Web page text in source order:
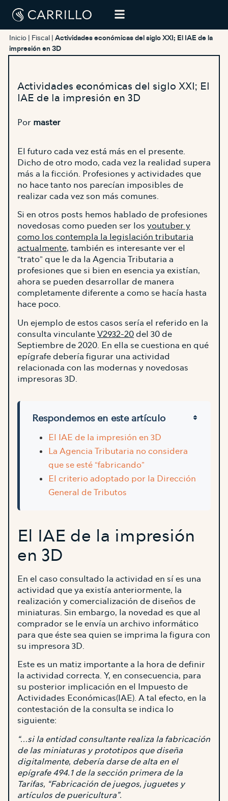
Inicio Fiscal
Actividades económicas del siglo XXI; El IAE de la
impresión en 3D
Actividades económicas del siglo XXI; El
IAE de la impresión en 3D
Por master
El futuro cada vez está más en el presente.
Dicho de otro modo, cada vez la realidad supera
más a la ficción. Profesiones y actividades que
no hace tanto nos parecían imposibles de
realizar cada vez son más comunes.
Si en otros posts hemos hablado de profesiones
novedosas como pueden ser los youtuber y
como los contempla la legislación tributaria
actualmente, también es interesante ver el
“trato” que le da la Agencia Tributaria a
profesiones que si bien en esencia ya existían,
ahora se pueden desarrollar de manera
completamente diferente a como se hacía hasta
hace poco.
Un ejemplo de estos casos sería el referido en la
consulta vinculanteV2932-20del 30 de
Septiembre de 2020. En ella se cuestiona en qué
epígrafe debería figurar una actividad
relacionada con las modernas y novedosas
impresoras 3D.
Respondemos en este artículo
El IAE de la impresión en 3D
La Agencia Tributaria no considera
que se esté “fabricando”
El criterio adoptado por la Dirección
General de Tributos
El IAE de la impresión
en 3D
En el caso consultado la actividad en sí es una
actividad que ya existía anteriormente, la
realización y comercialización de diseños de
miniaturas. Sin embargo, la novedad es que al
comprador se le envía un archivo informático
para que éste sea quien se imprima la figura con
su impresora 3D.
Este es un matiz importante a la hora de definir
la actividad correcta. Y, en consecuencia, para
su posterior implicación en el Impuesto de
Actividades Económicas(IAE). A tal efecto, en la
contestación de la consulta se indica lo
siguiente:
“…si la entidad consultante realiza la fabricación
de las miniaturas y prototipos que diseña
digitalmente, debería darse de alta en el
epígrafe 494.1 de la sección primera de la
Tarifas, “Fabricación de juegos, juguetes y
artículos de puericultura”.